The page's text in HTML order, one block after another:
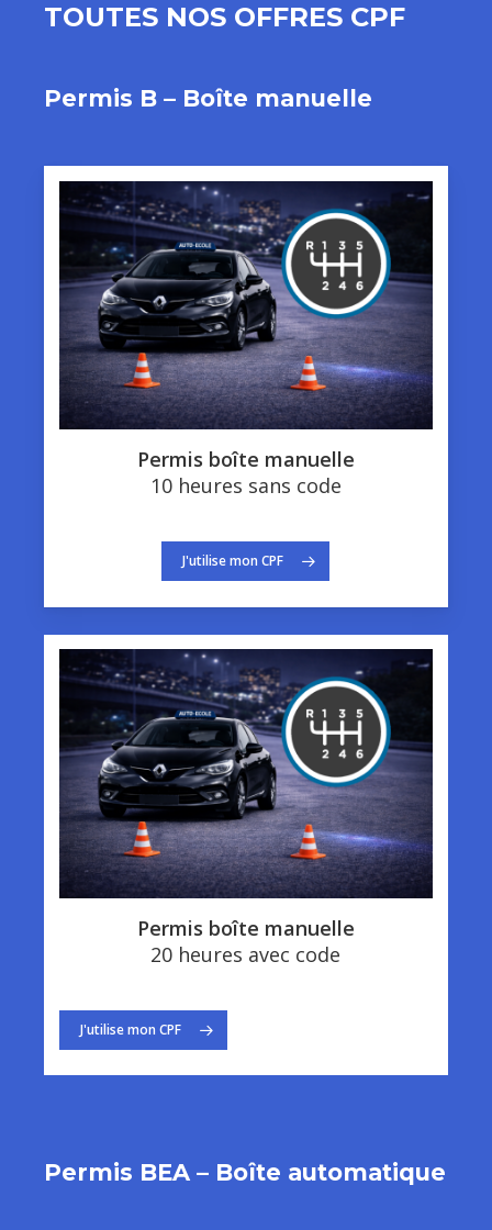
TOUTES NOS OFFRES CPF
Permis B – Boîte manuelle
Permis boîte manuelle
10 heures sans code
J'utilise mon CPF
Permis boîte manuelle
20 heures avec code
J'utilise mon CPF
Permis BEA – Boîte automatique